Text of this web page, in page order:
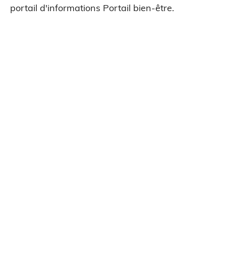
portail d'informations Portail bien-être.